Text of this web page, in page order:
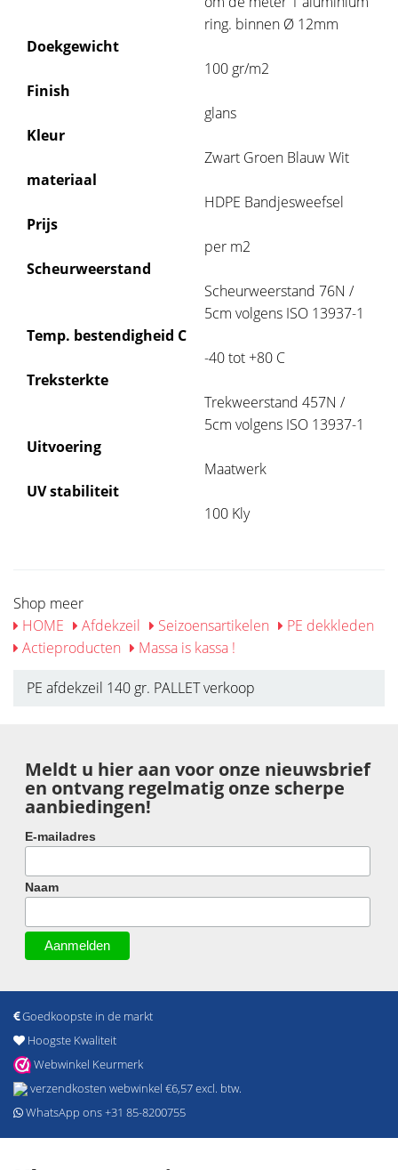
ring. binnen Ø 12mm
Doekgewicht
100 gr/m2
Finish
glans
Kleur
Zwart Groen Blauw Wit
materiaal
HDPE Bandjesweefsel
Prijs
per m2
Scheurweerstand
Scheurweerstand 76N /
5cm volgens ISO 13937-1
Temp. bestendigheid C
-40 tot +80 C
Treksterkte
Trekweerstand 457N /
5cm volgens ISO 13937-1
Uitvoering
Maatwerk
UV stabiliteit
100 Kly
Shop meer
HOME
Afdekzeil Seizoensartikelen
PE dekkleden
Actieproducten
Massa is kassa !
PE afdekzeil 140 gr. PALLET verkoop
Meldt u hier aan voor onze nieuwsbrief
en ontvang regelmatig onze scherpe
aanbiedingen!
E-mailadres
Naam
Goedkoopste in de markt
Hoogste Kwaliteit
Webwinkel Keurmerk
verzendkosten webwinkel €6,57 excl. btw.
WhatsApp ons +31 85-8200755